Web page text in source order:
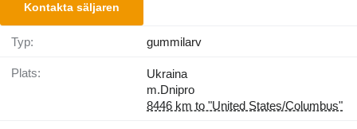
Kontakta säljaren
Typ: gummilarv
Plats:
Ukraina
m.Dnipro
8446 km to "United States/Columbus"